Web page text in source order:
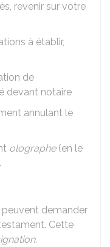
revenir sur votre
à établir,
de
devant notaire
annulant le
olographe(en le
demander
Cette
.